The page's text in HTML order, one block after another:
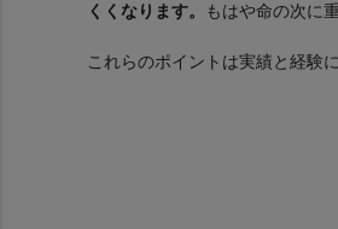
くくなります。
もはや命の次に
これらのポイントは実績と経験